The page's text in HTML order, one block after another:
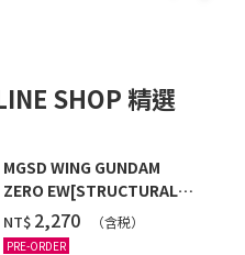
SHOP 精選
MGSD WING GUNDAM
ZERO EW[STRUCTURAL
COATING/BLACK] [2026年
12月發送]
NT$ ‌2,270 （含税）
PRE-ORDER